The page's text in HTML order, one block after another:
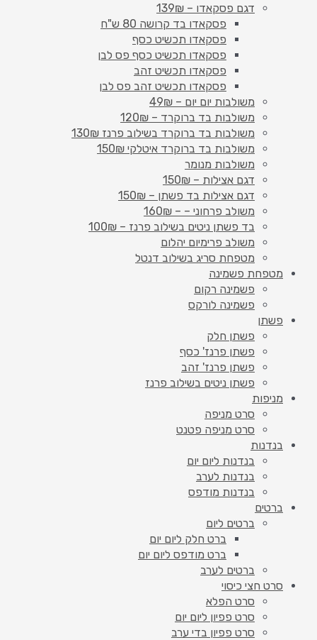
דגם פסקאדו – 139₪
פסקאדו בד קרושה 80 ש"ח
פסקאדו תכשיט כסף
פסקאדו תכשיט כסף פס לבן
פסקאדו תכשיט זהב
פסקאדו תכשיט זהב פס לבן
משולבות יום יום – 49₪
משולבות בד ברוקרד – 120₪
משולבות בד ברוקרד בשילוב פרנז 130₪
משולבות בד ברוקרד איטלקי 150₪
משולבות מנומר
דגם אצילות – 150₪
דגם אצילות בד פשתן – 150₪
משולב פרחוני – – 160₪
בד פשתן ניטים בשילוב פרנז – 100₪
משולב פרימיום יהלום
מטפחת סריג בשילוב דנטל
מטפחת פשמינה
פשמינה רקום
פשמינה לורקס
פשתן
פשתן חלק
פשתן פרנז' כסף
פשתן פרנז' זהב
פשתן ניטים בשילוב פרנז
מניפות
סרט מניפה
סרט מניפה פטנט
בנדנות
בנדנות ליום יום
בנדנות לערב
בנדנות מודפס
ברטים
ברטים ליום
ברט חלק ליום יום
ברט מודפס ליום יום
ברטים לערב
סרט חצי כיסוי
סרט הפלא
סרט פפיון ליום יום
סרט פפיון בדי ערב